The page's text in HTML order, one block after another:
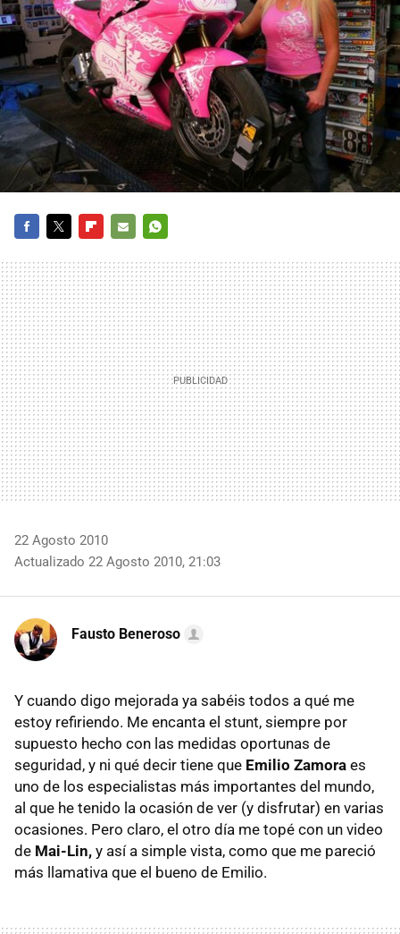
MAIL
22 Agosto 2010
Actualizado 22 Agosto 2010, 21:03
Fausto Beneroso
Y cuando digo mejorada ya sabéis todos a qué me
estoy refiriendo. Me encanta el stunt, siempre por
supuesto hecho con las medidas oportunas de
seguridad, y ni qué decir tiene que Emilio Zamora es
uno de los especialistas más importantes del mundo,
al que he tenido la ocasión de ver (y disfrutar) en varias
ocasiones. Pero claro, el otro día me topé con un video
de Mai-Lin, y así a simple vista, como que me pareció
más llamativa que el bueno de Emilio.